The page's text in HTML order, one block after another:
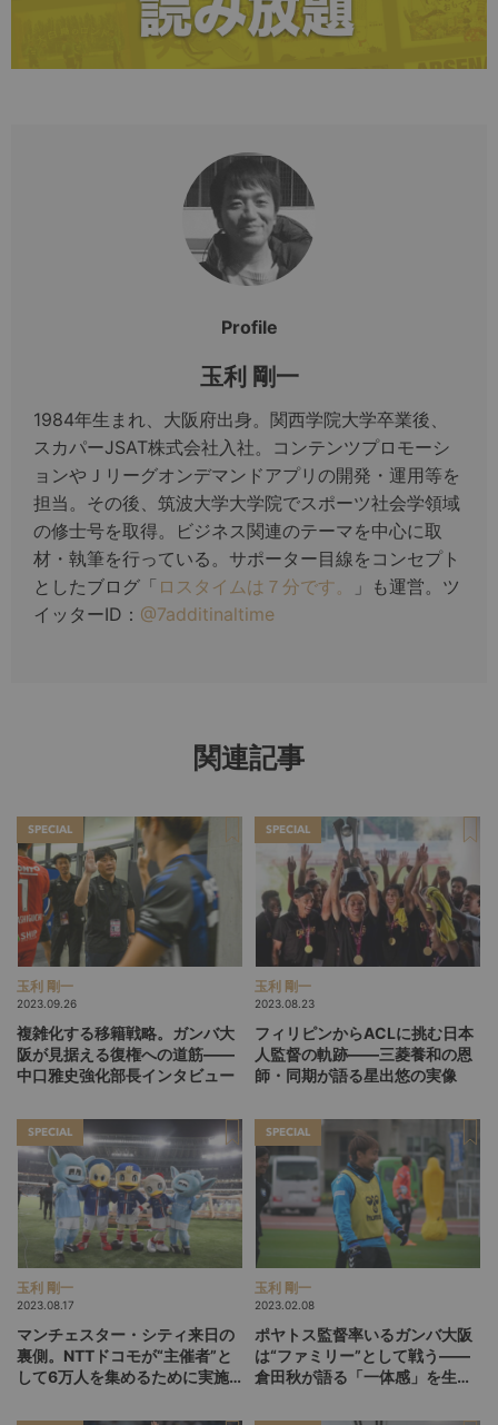
Profile
玉利 剛一
1984年生まれ、大阪府出身。関西学院大学卒業後、
スカパーJSAT株式会社入社。コンテンツプロモーシ
ョンやＪリーグオンデマンドアプリの開発・運用等を
担当。その後、筑波大学大学院でスポーツ社会学領域
の修士号を取得。ビジネス関連のテーマを中心に取
材・執筆を行っている。サポーター目線をコンセプト
としたブログ「 ロスタイムは７分です。
」も運営。ツ
イッターID： @7additinaltime
関連記事
SPECIAL
玉利 剛一
2023.09.26
複雑化する移籍戦略。ガンバ大
阪が見据える復権への道筋――
中口雅史強化部長インタビュー
SPECIAL
玉利 剛一
2023.08.23
フィリピンからACLに挑む日本
人監督の軌跡――三菱養和の恩
師・同期が語る星出悠の実像
SPECIAL
玉利 剛一
2023.08.17
マンチェスター・シティ来日の
裏側。NTTドコモが“主催者”と
して6万人を集めるために実施
SPECIAL
玉利 剛一
2023.02.08
ポヤトス監督率いるガンバ大阪
は“ファミリー”として戦う――
倉田秋が語る「一体感」を生む